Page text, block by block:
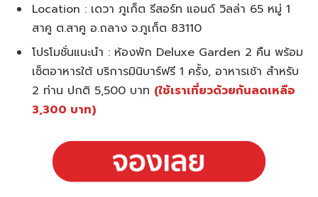
Location : เดวา ภูเก็ต รีสอร์ท แอนด์ วิลล่า 65 หมู่ 1
สาคู ต.สาคู อ.ถลาง จ.ภูเก็ต 83110
โปรโมชั่นแนะนำ : ห้องพัก Deluxe Garden 2 คืน พร้อม
เซ็ตอาหารใต้ บริการมินิบาร์ฟรี 1 ครั้ง, อาหารเช้า สำหรับ
2 ท่าน ปกติ 5,500 บาท (ใช้เราเที่ยวด้วยกันลดเหลือ
3,300 บาท)